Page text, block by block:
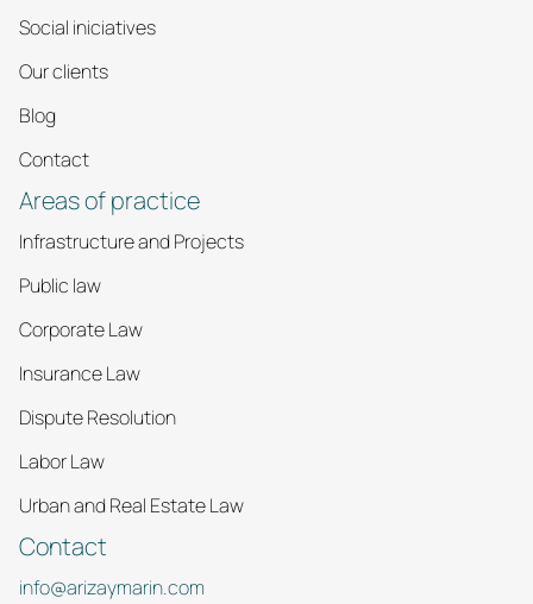
Social iniciatives
Our clients
Blog
Contact
Areas of practice
Infrastructure and Projects
Public law
Corporate Law
Insurance Law
Dispute Resolution
Labor Law
Urban and Real Estate Law
Contact
info@arizaymarin.com